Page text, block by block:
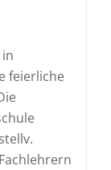
feierliche